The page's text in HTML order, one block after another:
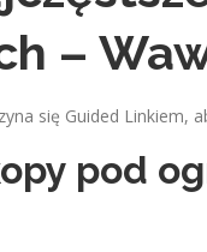
–
się Guided Linkiem,
pod